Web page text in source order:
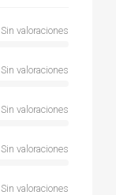
Sin valoraciones
Sin valoraciones
Sin valoraciones
Sin valoraciones
Sin valoraciones